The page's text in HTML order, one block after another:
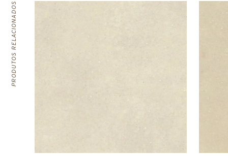
PRODUTOS RELACIONADOS